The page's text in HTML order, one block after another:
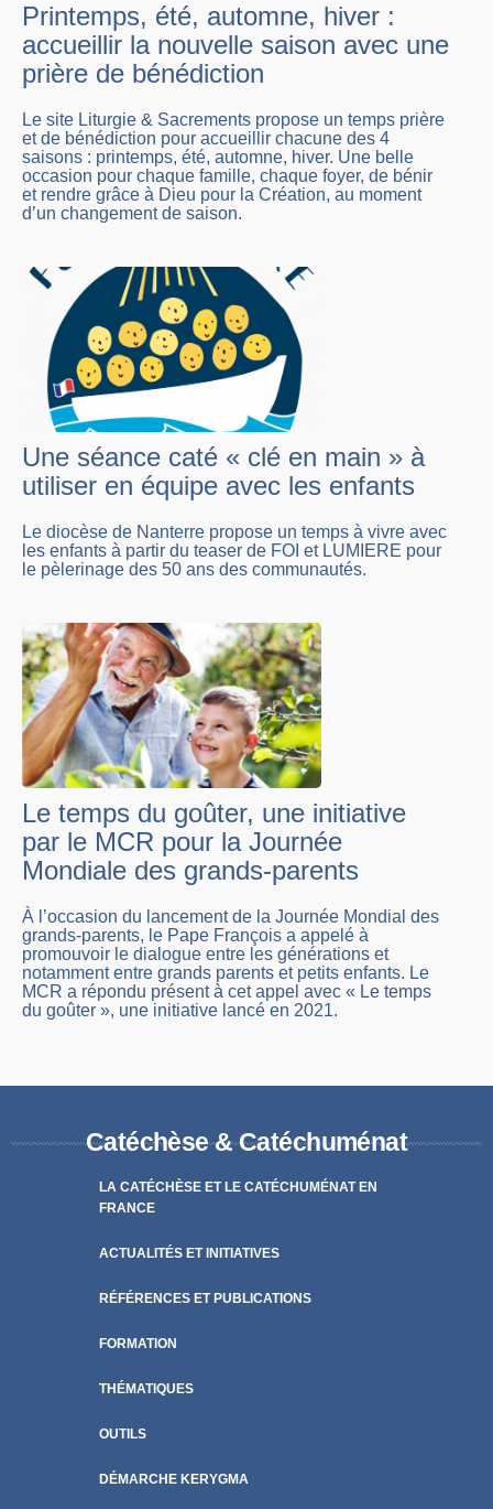
Printemps, été, automne, hiver :
accueillir la nouvelle saison avec une
prière de bénédiction
Le site Liturgie & Sacrements propose un temps prière
et de bénédiction pour accueillir chacune des 4
saisons : printemps, été, automne, hiver. Une belle
occasion pour chaque famille, chaque foyer, de bénir
et rendre grâce à Dieu pour la Création, au moment
d’un changement de saison.
Une séance caté « clé en main » à
utiliser en équipe avec les enfants
Le diocèse de Nanterre propose un temps à vivre avec
les enfants à partir du teaser de FOI et LUMIERE pour
le pèlerinage des 50 ans des communautés.
Le temps du goûter, une initiative
par le MCR pour la Journée
Mondiale des grands-parents
À l’occasion du lancement de la Journée Mondial des
grands-parents, le Pape François a appelé à
promouvoir le dialogue entre les générations et
notamment entre grands parents et petits enfants. Le
MCR a répondu présent à cet appel avec « Le temps
du goûter », une initiative lancé en 2021.
Catéchèse & Catéchuménat
LA CATÉCHÈSE ET LE CATÉCHUMÉNAT EN
FRANCE
ACTUALITÉS ET INITIATIVES
RÉFÉRENCES ET PUBLICATIONS
FORMATION
THÉMATIQUES
OUTILS
DÉMARCHE KERYGMA